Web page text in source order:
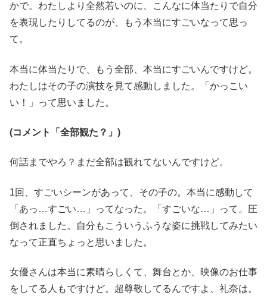
かで。わたしより全然若いのに、こんなに体当たりで自分
を表現したりしてるのが、もう本当にすごいなって思っ
て。
本当に体当たりで、もう全部、本当にすごいんですけど。
わたしはその子の演技を見て感動しました。「かっこい
い！」って思いました。
(コメント「全部観た？」)
何話までやろ？まだ全部は観れてないんですけど。
1回、すごいシーンがあって、その子の。本当に感動して
「あっ…すごい…」ってなった。「すごいな…」って。圧
倒されました。自分もこういうふうな姿に挑戦してみたい
なって正直ちょっと思いました。
女優さんは本当に素晴らしくて、舞台とか、映像のお仕事
をしてる人もですけど。超尊敬してるんですよ、礼奈は。